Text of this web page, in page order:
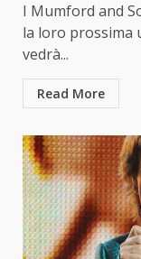
I Mumford and
la loro prossima
vedrà...
Read More